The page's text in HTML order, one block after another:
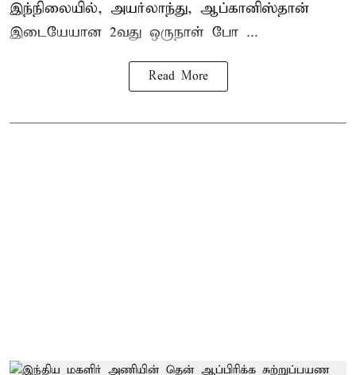
இந்நிலையில், அயர்லாந்து, ஆப்கானிஸ்தான்
இடையேயான 2வது ஒருநாள் போ ...
Read More